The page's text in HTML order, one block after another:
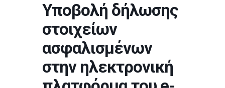
Υποβολή δήλωσης
στοιχείων
ασφαλισμένων
στην ηλεκτρονική